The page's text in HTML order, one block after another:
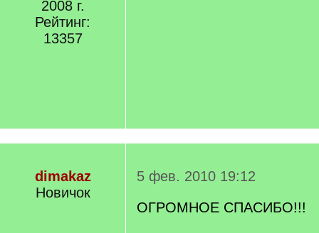
2008 г.
Рейтинг:
13357
dimakaz
Новичок
5 фев. 2010 19:12
OГРОМНОЕ СПАСИБО!!!